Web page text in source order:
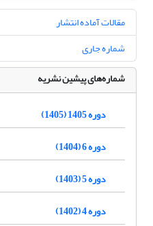
مقالات آماده انتشار
شماره جاری
شماره‌های پیشین نشریه
دوره 1405 (1405)
دوره 6 (1404)
دوره 5 (1403)
دوره 4 (1402)